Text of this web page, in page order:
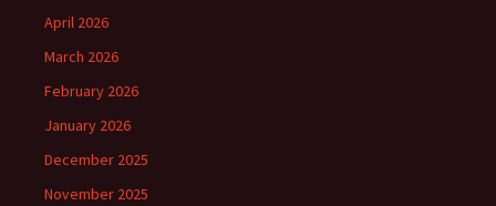
April 2026
March 2026
February 2026
January 2026
December 2025
November 2025